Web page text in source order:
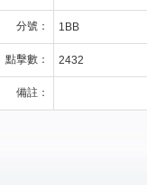
分號： 1BB
點擊數： 2432
備註：